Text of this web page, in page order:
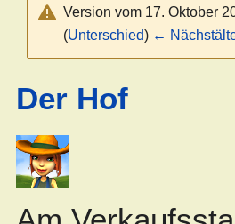
Version vom 17. Oktober
(Unterschied) ←
Navigation
Suche
Der Hof